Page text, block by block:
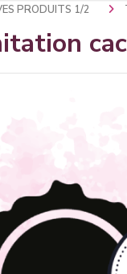
PRODUITS 1/2